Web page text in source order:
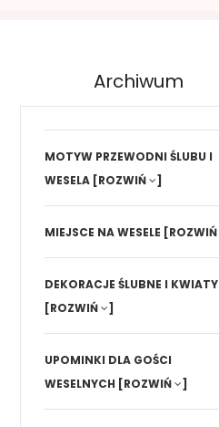
Archiwum
MOTYW PRZEWODNI ŚLUBU I
WESELA [ROZWIŃ ]
MIEJSCE NA WESELE [ROZWIŃ
DEKORACJE ŚLUBNE I KWIATY
[ROZWIŃ
]
UPOMINKI DLA GOŚCI
WESELNYCH [ROZWIŃ ]